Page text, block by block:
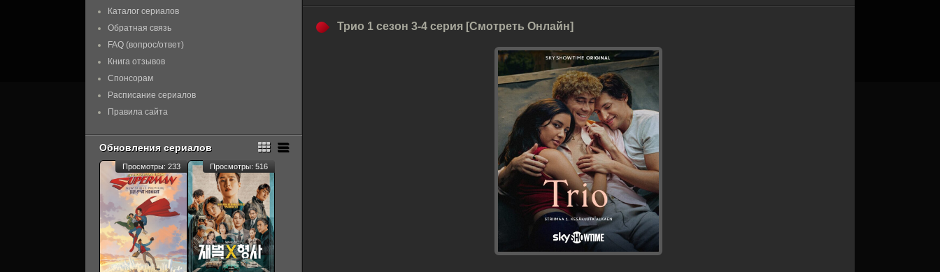
Трио 1 сезон 3-4 серия [Смотреть Онлайн]
Каталог сериалов
Обратная связь
FAQ (вопрос/ответ)
Книга отзывов
Спонсорам
Расписание сериалов
Правила сайта
Обновления сериалов
Просмотры: 233 Просмотры: 516